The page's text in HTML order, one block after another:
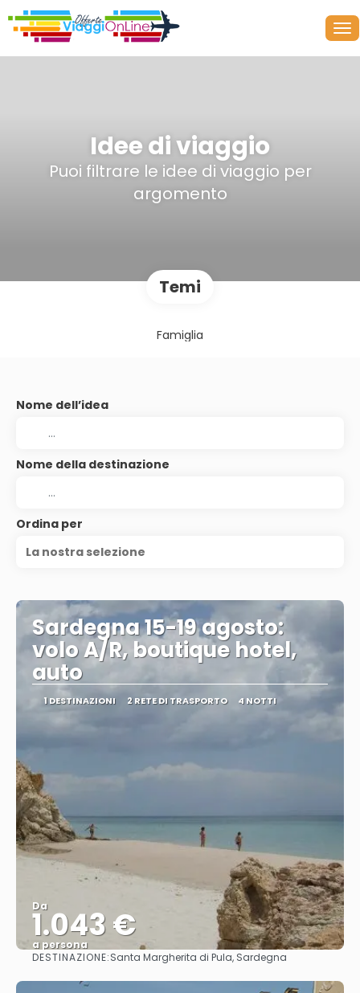
Idee di viaggio
Puoi filtrare le idee di viaggio per
argomento
Temi
Famiglia
Nome dell’idea
Nome della destinazione
Ordina per
La nostra selezione
Sardegna 15-19 agosto:
volo A/R, boutique hotel,
auto
1 DESTINAZIONI 2 RETE DI TRASPORTO 4 NOTTI
Da
1.043 €
a persona
Vedere
DESTINAZIONE:Santa Margherita di Pula, Sardegna